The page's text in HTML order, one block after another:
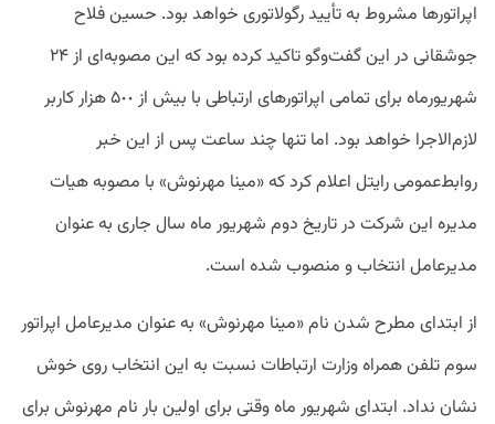
اپراتورها مشروط به تأیید رگولاتوری خواهد بود. حسین فلاح
جوشقانی در این گفت‌وگو تاکید کرده بود که این مصوبه‌ای از ٢۴
شهریورماه برای تمامی اپراتورهای ارتباطی با بیش از ۵٠٠ هزار کاربر
لازم‌الاجرا خواهد بود. اما تنها چند ساعت پس از این خبر
روابط‌عمومی رایتل اعلام کرد که «مینا مهرنوش» با مصوبه هیات
مدیره این شرکت در تاریخ دوم شهریور ماه سال جاری به عنوان
مدیرعامل انتخاب و منصوب شده است.
از ابتدای مطرح شدن نام «مینا مهرنوش» به عنوان مدیرعامل اپراتور
سوم تلفن همراه وزارت ارتباطات نسبت به این انتخاب روی خوش
نشان نداد. ابتدای شهریور ماه وقتی برای اولین بار نام مهرنوش برای